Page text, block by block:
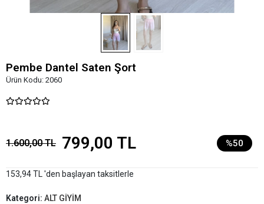
Pembe Dantel Saten Şort
Ürün Kodu: 2060
1.600,00 TL 799,00 TL %50
153,94 TL 'den başlayan taksitlerle
Kategori: ALT GİYİM